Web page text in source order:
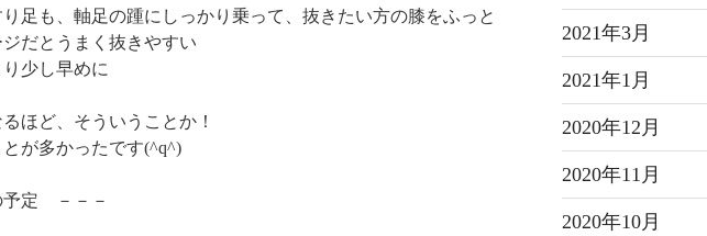
り足も、軸足の踵にしっかり乗って、抜きたい方の膝をふっと
だとうまく抜きやすい
り少し早めに
ほど、そういうことか！
が多かったです(^q^)
定 －－－
2021年3月
2021年1月
2020年12月
2020年11月
2020年10月